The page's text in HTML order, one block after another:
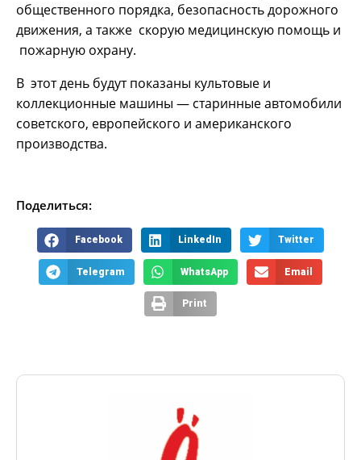
общественного порядка, безопасность дорожного
движения, а также скорую медицинскую помощь и
пожарную охрану.
В этот день будут показаны культовые и
коллекционные машины — старинные автомобили
советского, европейского и американского
производства.
Поделиться:
Facebook LinkedIn Twitter
Telegram WhatsApp Email
Print